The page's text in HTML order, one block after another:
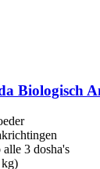
Biologisch
3 dosha's